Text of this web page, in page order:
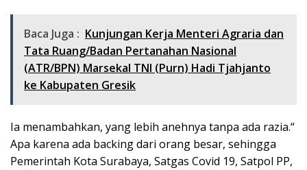
Baca Juga : Kunjungan Kerja Menteri Agraria dan
Tata Ruang/Badan Pertanahan Nasional
(ATR/BPN) Marsekal TNI (Purn) Hadi Tjahjanto
ke Kabupaten Gresik
Ia menambahkan, yang lebih anehnya tanpa ada razia.“
Apa karena ada backing dari orang besar, sehingga
Pemerintah Kota Surabaya, Satgas Covid 19, Satpol PP,